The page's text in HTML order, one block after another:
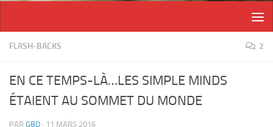
FLASH-BACKS 2
EN CE TEMPS-LÀ…LES SIMPLE MINDS
ÉTAIENT AU SOMMET DU MONDE
PAR GBD · 11 MARS 2016